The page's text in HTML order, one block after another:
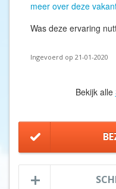
meer over deze
Was deze ervaring
Ingevoerd op 21-01-2020
Bekijk alle